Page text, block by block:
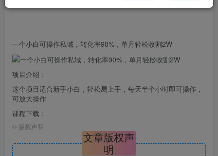
一个小白可操作私域 ，转化率90%，单月轻松收割2W
项目介绍：
这个项目适合新手小白，轻松易上手，每天半个小时即可操作，
可放大操作
课程下载：
© 版权声明
文章版权声
明